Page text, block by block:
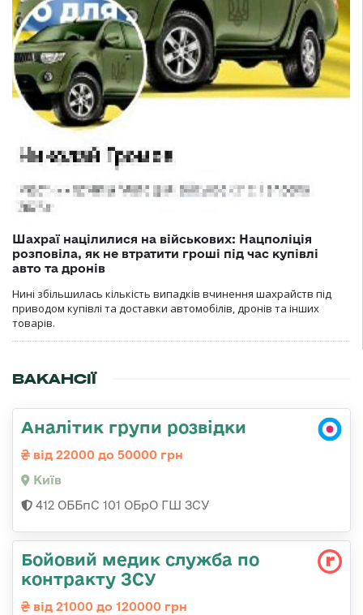
Шахраї націлилися на військових: Нацполіція
розповіла, як не втратити гроші під час купівлі
авто та дронів
Нині збільшилась кількість випадків вчинення шахрайств під
приводом купівлі та доставки автомобілів, дронів та інших
товарів.
ВАКАНСІЇ
Аналітик групи розвідки
від 22000 до 50000 грн
Київ
412 ОББпС 101 ОБрО ГШ ЗСУ
Бойовий медик служба по
контракту ЗСУ
від 21000 до 120000 грн